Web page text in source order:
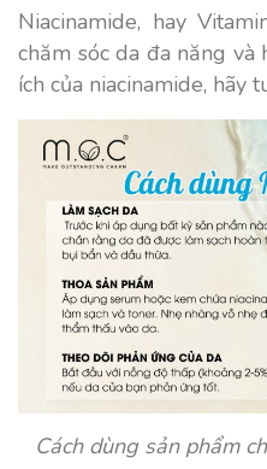
Niacinamide, hay
chăm sóc da đa năng
ích của niacinamide, hãy
Cách dùng sản phẩm